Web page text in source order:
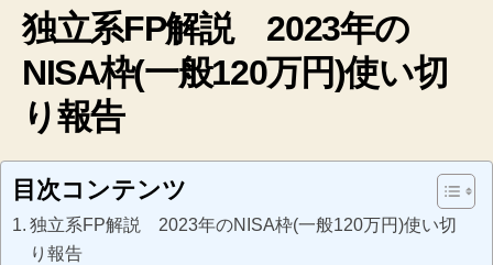
独立系FP解説 2023年の
NISA枠(一般120万円)使い切
り報告
目次コンテンツ
独立系FP解説 2023年のNISA枠(一般120万円)使い切
り報告